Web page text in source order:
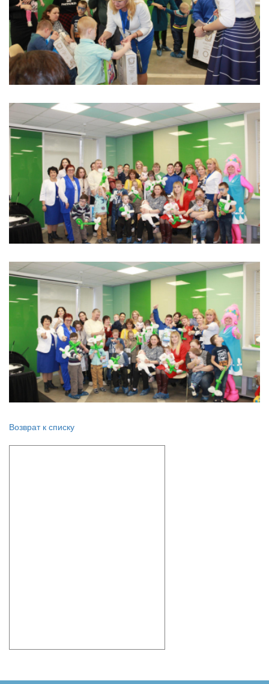
Возврат к списку